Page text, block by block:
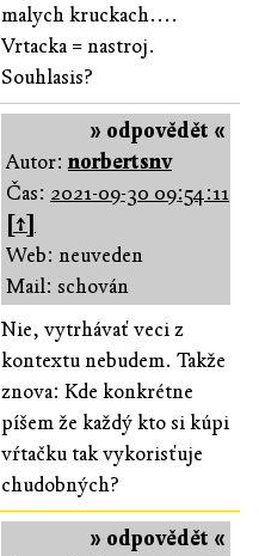
malych kruckach....
Vrtacka = nastroj.
Souhlasis?
» odpovědět «
Autor:norbertsnv
Čas: 2021-09-30 09:54:11
[↑]
Web: neuveden
Mail: schován
Nie, vytrhávať veci z
kontextu nebudem. Takže
znova: Kde konkrétne
píšem že každý kto si kúpi
vŕtačku tak vykorisťuje
chudobných?
» odpovědět «